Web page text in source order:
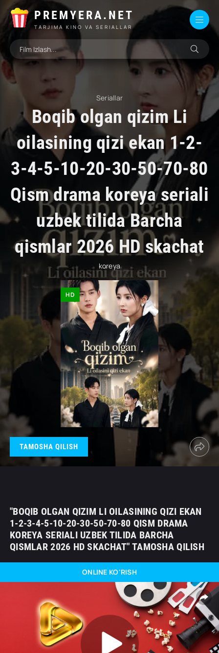
PREMYERA.NET
TARJIMA KINO VA SERIALLAR
Seriallar
Boqib olgan qizim Li
oilasining qizi ekan 1-2-
3-4-5-10-20-30-50-70-80
Qism drama koreya seriali
uzbek tilida Barcha
qismlar 2026 HD skachat
koreya
HD
TAMOSHA QILISH
"BOQIB OLGAN QIZIM LI OILASINING QIZI EKAN
1-2-3-4-5-10-20-30-50-70-80 QISM DRAMA
KOREYA SERIALI UZBEK TILIDA BARCHA
QISMLAR 2026 HD SKACHAT" TAMOSHA QILISH
ONLINE KO'RISH